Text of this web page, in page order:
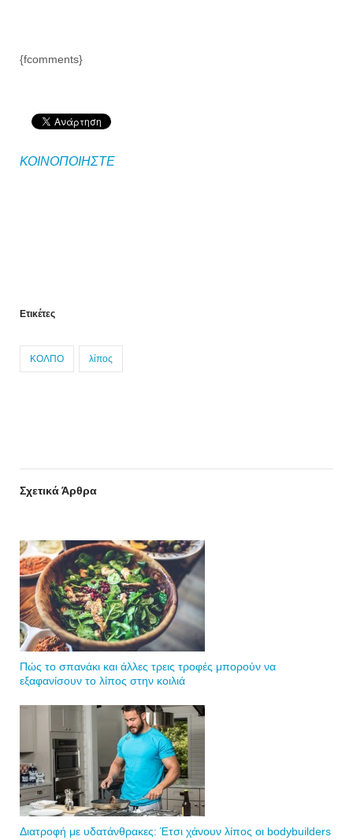
{fcomments}
ΚΟΙΝΟΠΟΙΗΣΤΕ
Ετικέτες
ΚΟΛΠΟ λίπος
Σχετικά Άρθρα
Πώς το σπανάκι και άλλες τρεις τροφές μπορούν να
εξαφανίσουν το λίπος στην κοιλιά
Διατροφή με υδατάνθρακες: Έτσι χάνουν λίπος οι bodybuilders